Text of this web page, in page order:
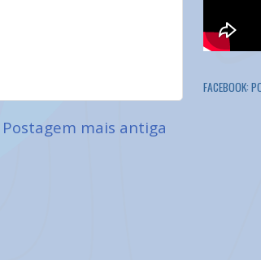
Postagem mais antiga
FACEBOOK: